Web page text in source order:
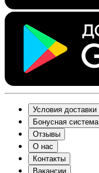
Условия доставки
Бонусная система
Отзывы
О нас
Контакты
Вакансии